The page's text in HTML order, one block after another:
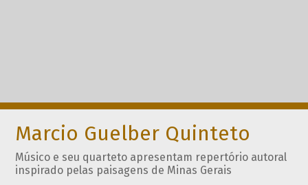
Marcio Guelber Quinteto
Músico e seu quarteto apresentam repertório autoral
inspirado pelas paisagens de Minas Gerais